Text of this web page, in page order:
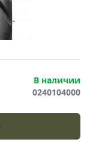
В наличии
0240104000